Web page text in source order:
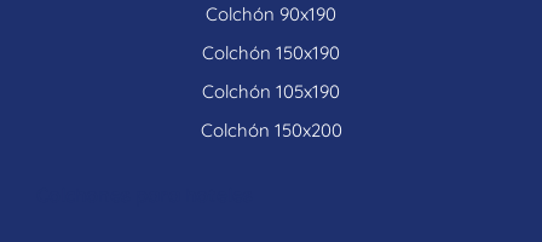
Colchón 90x190
Colchón 150x190
Colchón 105x190
Colchón 150x200